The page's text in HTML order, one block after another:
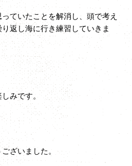
ていたことを解消し、頭で考え
返し海に行き練習していきま
みです。
ざいました。